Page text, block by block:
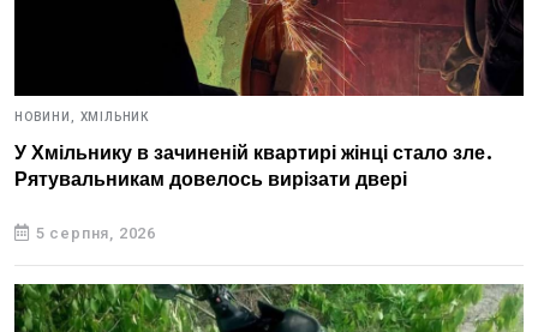
НОВИНИ, ХМІЛЬНИК
У Хмільнику в зачиненій квартирі жінці стало зле.
Рятувальникам довелось вирізати двері
5 серпня, 2026